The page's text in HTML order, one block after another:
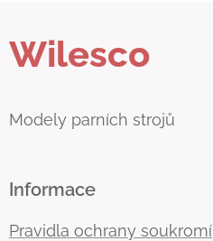
Wilesco
Modely parních strojů
Informace
Pravidla ochrany soukromí